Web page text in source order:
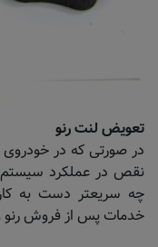
تعویض لنت رنو
در صورتی که در خودروی
نقص در عملکرد سیستم
چه سریعتر دست به
خدمات پس از فروش رنو